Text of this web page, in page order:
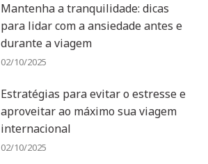
Mantenha a tranquilidade: dicas
para lidar com a ansiedade antes e
durante a viagem
02/10/2025
Estratégias para evitar o estresse e
aproveitar ao máximo sua viagem
internacional
02/10/2025